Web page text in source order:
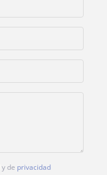
y de privacidad